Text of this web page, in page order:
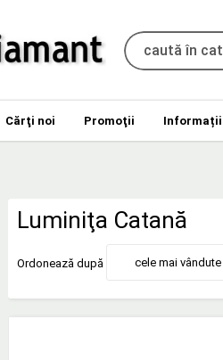
Cărţi noi Promoţii Informații
Luminiţa Catană
Ordonează după cele mai vândute